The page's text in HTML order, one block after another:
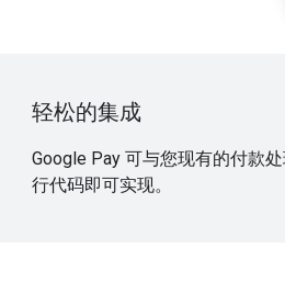
轻松的集成
Google Pay 可与您现有的付款
行代码即可实现。